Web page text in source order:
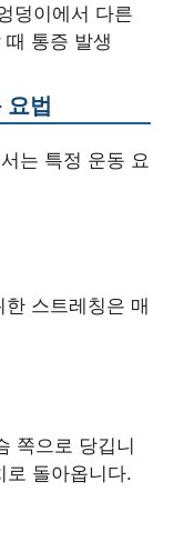
덩이에서 다른
통증 발생
요법
는 특정 운동 요
스트레칭은 매
쪽으로 당깁니
돌아옵니다.